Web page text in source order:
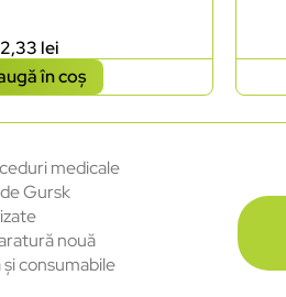
lei
în coș
medicale
Gursk
nouă
consumabile